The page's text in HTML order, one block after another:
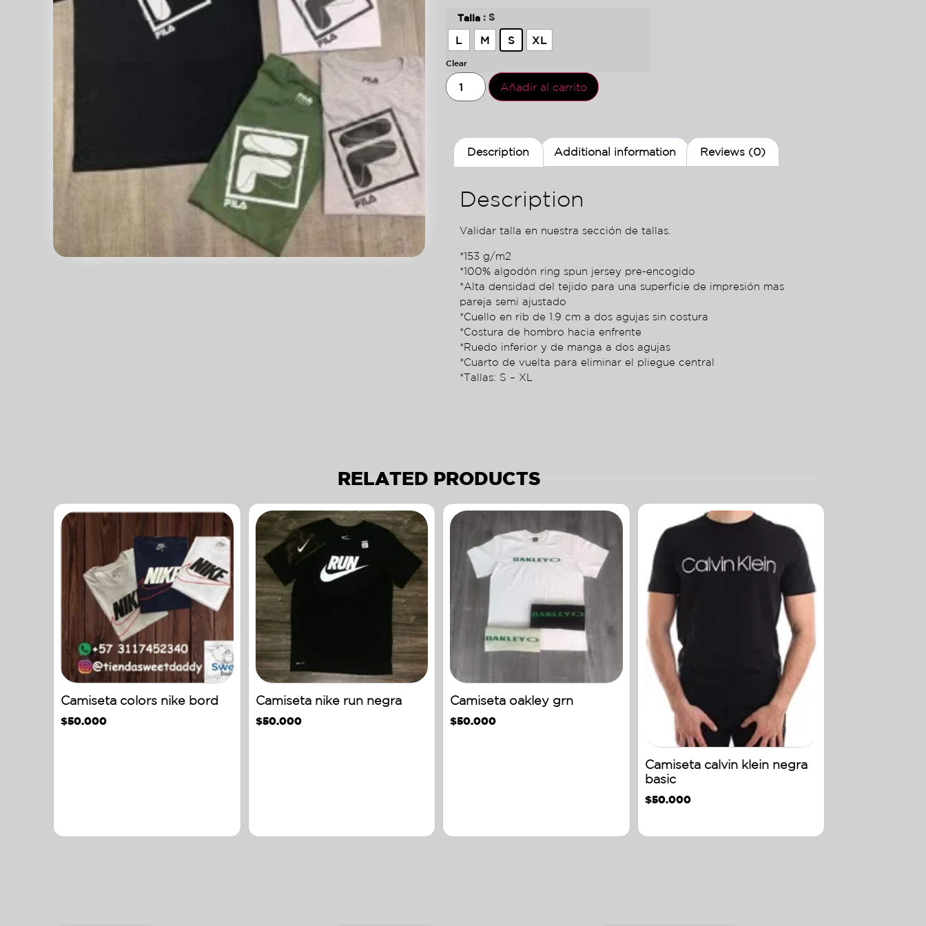
Talla : S
L M S XL
Clear
Añadir al carrito
Description Additional information Reviews (0)
Description
Validar talla en nuestra sección de tallas.
*153 g/m2
*100% algodón ring spun jersey pre-encogido
*Alta densidad del tejido para una superficie de impresión mas
pareja semi ajustado
*Cuello en rib de 1.9 cm a dos agujas sin costura
*Costura de hombro hacia enfrente
*Ruedo inferior y de manga a dos agujas
*Cuarto de vuelta para eliminar el pliegue central
*Tallas: S – XL
RELATED PRODUCTS
Camiseta colors nike bord
$50.000
Camiseta nike run negra
$50.000
Camiseta oakley grn
$50.000
Camiseta calvin klein negra
basic
$50.000